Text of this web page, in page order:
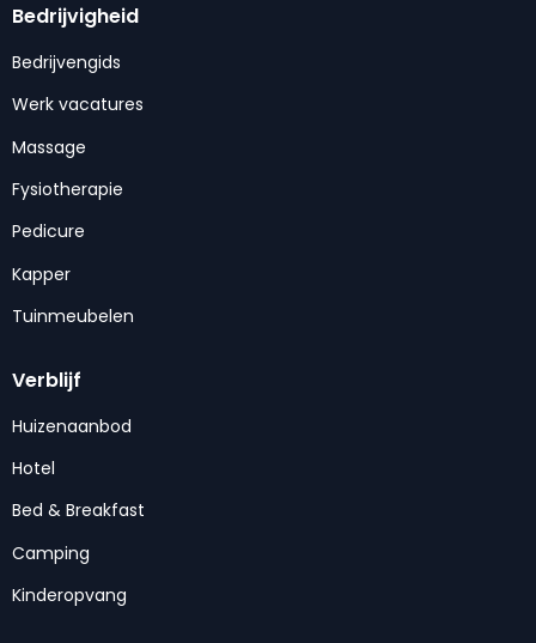
Bedrijvigheid
Bedrijvengids
Werk vacatures
Massage
Fysiotherapie
Pedicure
Kapper
Tuinmeubelen
Verblijf
Huizenaanbod
Hotel
Bed & Breakfast
Camping
Kinderopvang